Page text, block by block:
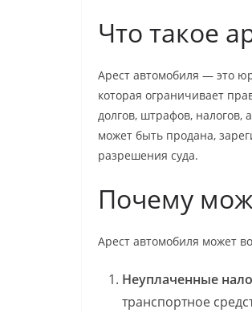
Что такое
Арест автомобиля — это
которая ограничивает
долгов, штрафов, налогов,
может быть продана,
разрешения суда.
Почему
Арест автомобиля может
Неуплаченные
транспортное